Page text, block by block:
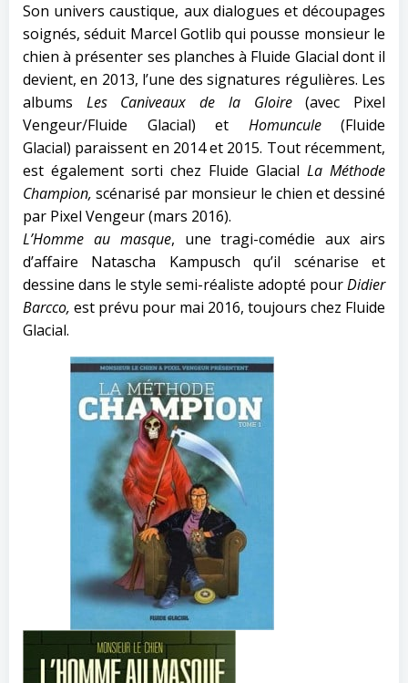
Son univers caustique, aux dialogues et découpages
soignés, séduit Marcel Gotlib qui pousse monsieur le
chien à présenter ses planches à Fluide Glacial dont il
devient, en 2013, l’une des signatures régulières. Les
albums Les Caniveaux de la Gloire(avec Pixel
Vengeur/Fluide Glacial) et Homuncule(Fluide
Glacial) paraissent en 2014 et 2015. Tout récemment,
est également sorti chez Fluide Glacial La Méthode
Champion, scénarisé par monsieur le chien et dessiné
par Pixel Vengeur (mars 2016).
L’Homme au masque, une tragi-comédie aux airs
d’affaire Natascha Kampusch qu’il scénarise et
dessine dans le style semi-réaliste adopté pourDidier
Barcco, est prévu pour mai 2016, toujours chez Fluide
Glacial.